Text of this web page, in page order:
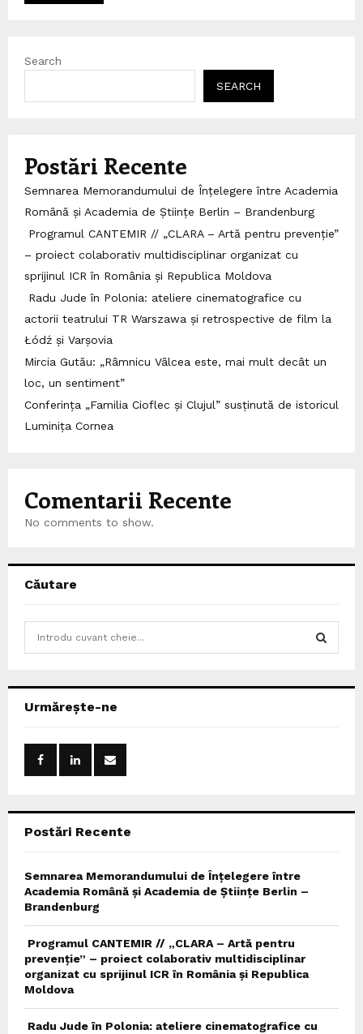
Search
SEARCH
Postări Recente
Semnarea Memorandumului de Înțelegere între Academia
Română și Academia de Științe Berlin – Brandenburg
Programul CANTEMIR // „CLARA – Artă pentru prevenție”
– proiect colaborativ multidisciplinar organizat cu
sprijinul ICR în România și Republica Moldova
Radu Jude în Polonia: ateliere cinematografice cu
actorii teatrului TR Warszawa și retrospective de film la
Łódź și Varșovia
Mircia Gutău: „Râmnicu Vâlcea este, mai mult decât un
loc, un sentiment”
Conferința „Familia Cioflec și Clujul” susținută de istoricul
Luminița Cornea
Comentarii Recente
No comments to show.
Căutare
h
Urmărește-ne
Postări Recente
Semnarea Memorandumului de Înțelegere între
Academia Română și Academia de Științe Berlin –
Brandenburg
Programul CANTEMIR // „CLARA – Artă pentru
prevenție” – proiect colaborativ multidisciplinar
organizat cu sprijinul ICR în România și Republica
Moldova
Radu Jude în Polonia: ateliere cinematografice cu